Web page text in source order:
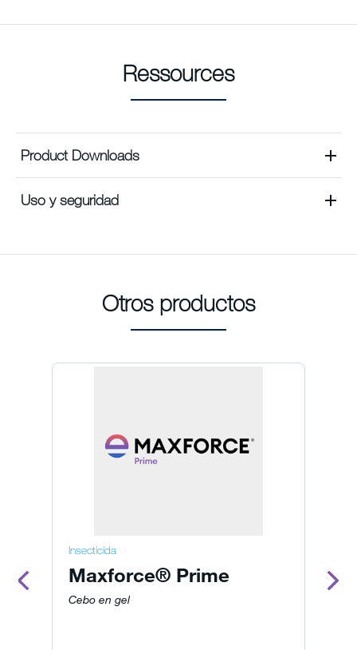
Ressources
Product Downloads
Uso y seguridad
Otros productos
Insecticida
Maxforce® Prime
Cebo en gel